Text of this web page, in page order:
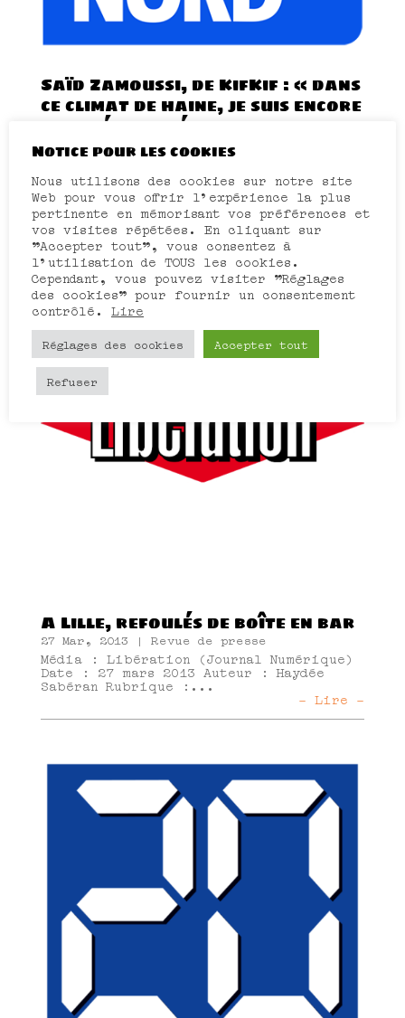
Saïd Zamoussi, de KifKif : « dans
ce climat de haine, je suis encore
plus déterminé »
Média : La Voix du Nord Date : 23 avril
2013 Auteur : Sophie Lussiez Rubrique :
Wazemmes
- Lire -
A Lille, refoulés de boîte en bar
27 Mar, 2013 | Revue de presse
Média : Libération (Journal Numérique)
Date : 27 mars 2013 Auteur : Haydée
Sabéran Rubrique :...
- Lire -
Notice pour les cookies
Nous utilisons des cookies sur notre site
Web pour vous offrir l'expérience la plus
pertinente en mémorisant vos préférences et
vos visites répétées. En cliquant sur
"Accepter tout", vous consentez à
l'utilisation de TOUS les cookies.
Cependant, vous pouvez visiter "Réglages
des cookies" pour fournir un consentement
contrôlé. Lire
Réglages des cookies Accepter tout
Refuser